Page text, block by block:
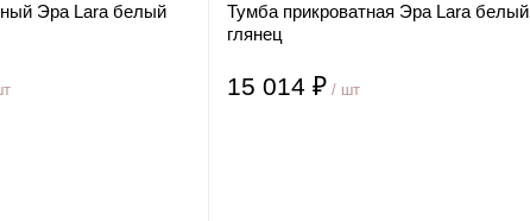
Эра Lara белый
Тумба прикроватная Эра Lara белый
глянец
15 014 ₽ / шт